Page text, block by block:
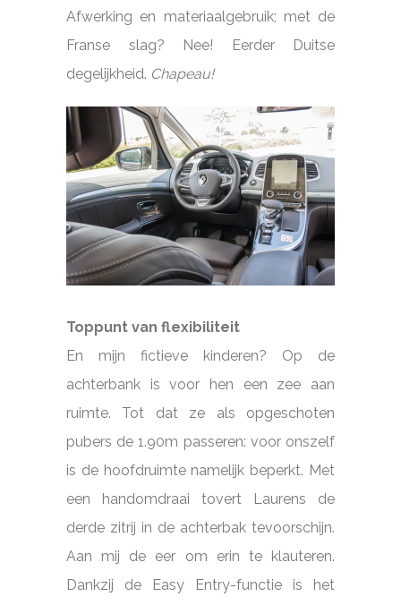
Afwerking en materiaalgebruik; met de
Franse slag? Nee! Eerder Duitse
degelijkheid. Chapeau!
Toppunt van flexibiliteit
En mijn fictieve kinderen? Op de
achterbank is voor hen een zee aan
ruimte. Tot dat ze als opgeschoten
pubers de 1.90m passeren: voor onszelf
is de hoofdruimte namelijk beperkt. Met
een handomdraai tovert Laurens de
derde zitrij in de achterbak tevoorschijn.
Aan mij de eer om erin te klauteren.
Dankzij de Easy Entry-functie is het